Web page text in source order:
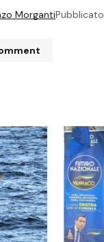
MorgantiPubblicato
*